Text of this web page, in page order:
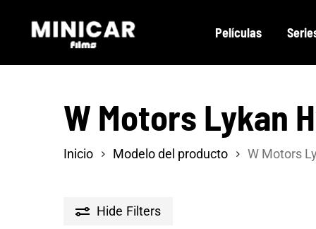
Películas
W Motors Lykan
Inicio Modelo del producto W Motors
Hide Filters